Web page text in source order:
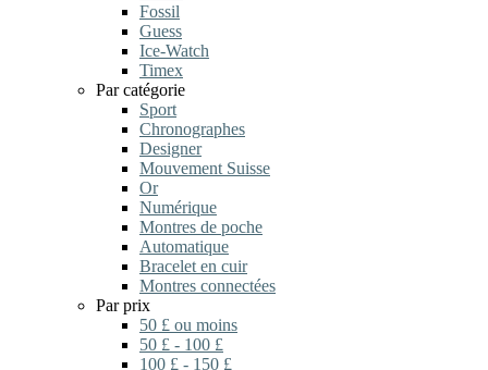
Fossil
Guess
Ice-Watch
Timex
Par catégorie
Sport
Chronographes
Designer
Mouvement Suisse
Or
Numérique
Montres de poche
Automatique
Bracelet en cuir
Montres connectées
Par prix
50 £ ou moins
50 £ - 100 £
100 £ - 150 £